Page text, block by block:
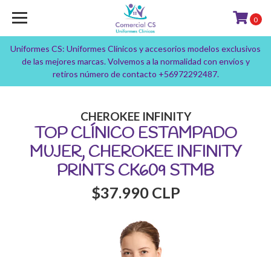
Uniformes CS: Uniformes Clínicos y accesorios modelos exclusivos
de las mejores marcas. Volvemos a la normalidad con envíos y
retiros número de contacto +56972292487.
0
CHEROKEE INFINITY
TOP CLÍNICO ESTAMPADO
MUJER, CHEROKEE INFINITY
PRINTS CK609 STMB
$37.990 CLP